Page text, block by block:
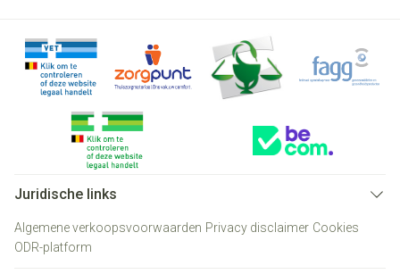
Juridische links
Algemene verkoopsvoorwaarden Privacy disclaimer Cookies
ODR-platform